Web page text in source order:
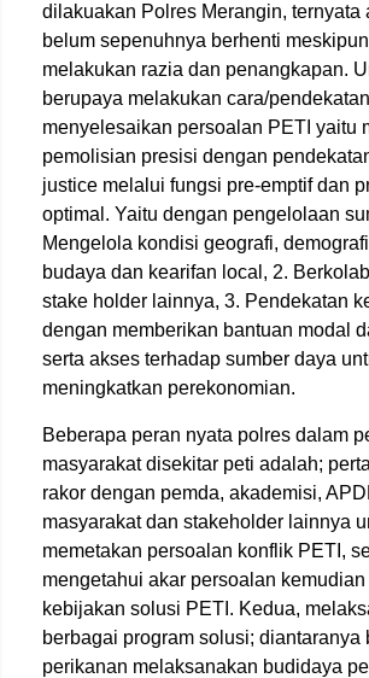
dilakuakan Polres Merangin, ternyata
belum sepenuhnya berhenti
melakukan razia dan penangkapan.
berupaya melakukan cara/
menyelesaikan persoalan PETI yaitu
pemolisian presisi dengan
justice melalui fungsi pre-emptif dan
optimal. Yaitu dengan pengelolaan
Mengelola kondisi geografi,
budaya dan kearifan local, 2.
stake holder lainnya, 3. Pendekatan
dengan memberikan bantuan modal
serta akses terhadap sumber daya
meningkatkan perekonomian.
Beberapa peran nyata polres dalam
masyarakat disekitar peti adalah;
rakor dengan pemda, akademisi,
masyarakat dan stakeholder lainnya
memetakan persoalan konflik PETI,
mengetahui akar persoalan
kebijakan solusi PETI. Kedua,
berbagai program solusi; diantaranya
perikanan melaksanakan budidaya